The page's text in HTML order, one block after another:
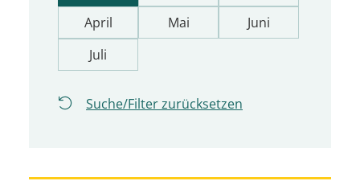
April
Mai
Juni
Juli
Suche/Filter zurücksetzen